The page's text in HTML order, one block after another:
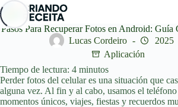
Saltar
al
contenido
Pasos Para Recuperar Fotos en Android: Guía
Lucas Cordeiro
2025
Aplicación
Tiempo de lectura: 4 minutos
Perder fotos del celular es una situación que
alguna vez. Al fin y al cabo, usamos el
momentos únicos, viajes, fiestas y recuerdos